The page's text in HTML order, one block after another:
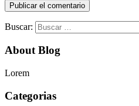
Buscar:
About Blog
Lorem
Categorias